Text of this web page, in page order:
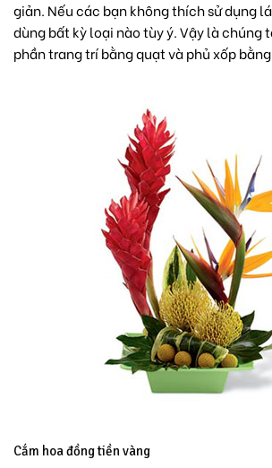
giản. Nếu các bạn không thích sử dụng
dùng bất kỳ loại nào tùy ý. Vậy là chúng
phần trang trí bằng quạt và phủ xốp
Cắm hoa đồng tiền vàng